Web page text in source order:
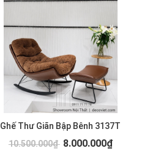
Ghế Thư Giãn Bập Bênh 3137T
10.500.000₫ 8.000.000₫